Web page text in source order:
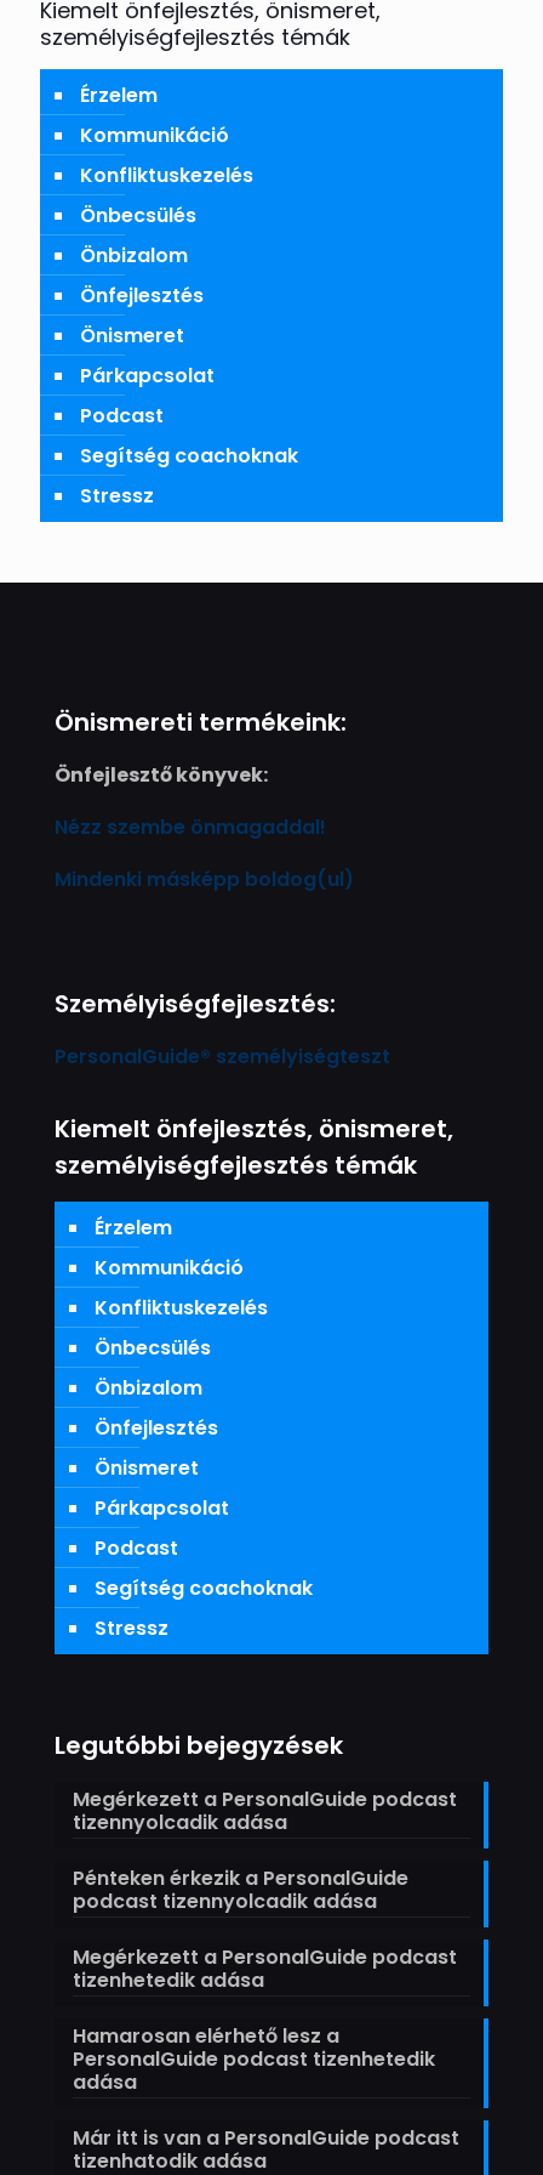
Kiemelt önfejlesztés, önismeret,
személyiségfejlesztés témák
Érzelem
Kommunikáció
Konfliktuskezelés
Önbecsülés
Önbizalom
Önfejlesztés
Önismeret
Párkapcsolat
Podcast
Segítség coachoknak
Stressz
Önismereti termékeink:
Önfejlesztő könyvek:
Nézz szembe önmagaddal!
Mindenki másképp boldog(ul)
Személyiségfejlesztés:
PersonalGuide® személyiségteszt
Kiemelt önfejlesztés, önismeret,
személyiségfejlesztés témák
Érzelem
Kommunikáció
Konfliktuskezelés
Önbecsülés
Önbizalom
Önfejlesztés
Önismeret
Párkapcsolat
Podcast
Segítség coachoknak
Stressz
Legutóbbi bejegyzések
Megérkezett a PersonalGuide podcast
tizennyolcadik adása
Pénteken érkezik a PersonalGuide
podcast tizennyolcadik adása
Megérkezett a PersonalGuide podcast
tizenhetedik adása
Hamarosan elérhető lesz a
PersonalGuide podcast tizenhetedik
adása
Már itt is van a PersonalGuide podcast
tizenhatodik adása